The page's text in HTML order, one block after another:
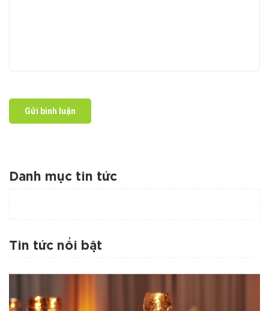
Gửi bình luận
Danh mục tin tức
Tin tức nổi bật